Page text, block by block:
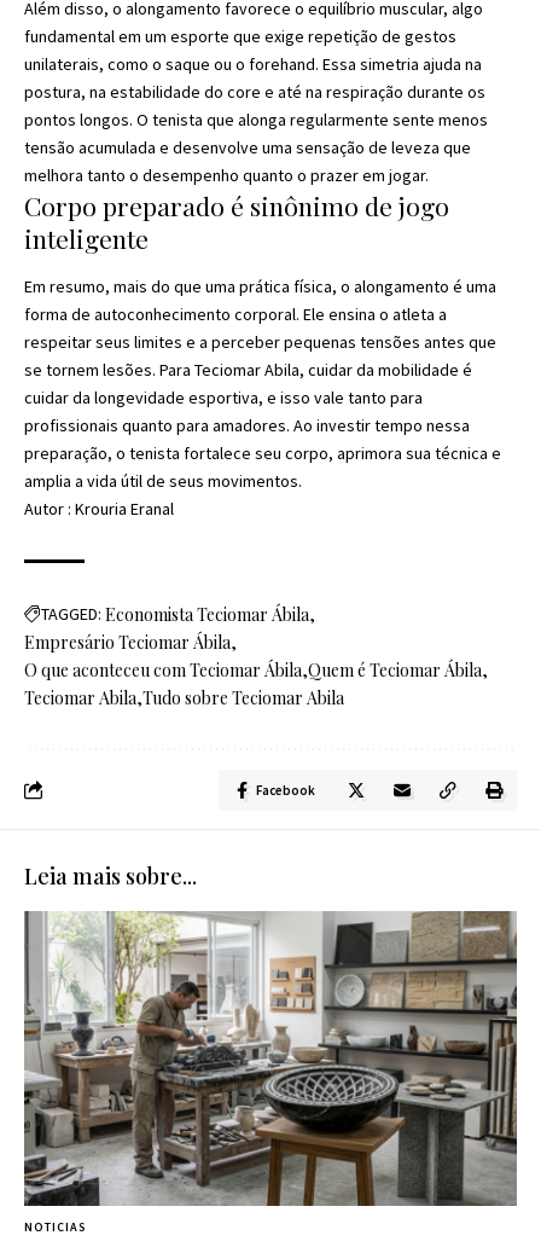
Além disso, o alongamento favorece o equilíbrio muscular, algo
fundamental em um esporte que exige repetição de gestos
unilaterais, como o saque ou o forehand. Essa simetria ajuda na
postura, na estabilidade do core e até na respiração durante os
pontos longos. O tenista que alonga regularmente sente menos
tensão acumulada e desenvolve uma sensação de leveza que
melhora tanto o desempenho quanto o prazer em jogar.
Corpo preparado é sinônimo de jogo
inteligente
Em resumo, mais do que uma prática física, o alongamento é uma
forma de autoconhecimento corporal. Ele ensina o atleta a
respeitar seus limites e a perceber pequenas tensões antes que
se tornem lesões. Para Teciomar Abila, cuidar da mobilidade é
cuidar da longevidade esportiva, e isso vale tanto para
profissionais quanto para amadores. Ao investir tempo nessa
preparação, o tenista fortalece seu corpo, aprimora sua técnica e
amplia a vida útil de seus movimentos.
Autor : Krouria Eranal
TAGGED: Economista Teciomar Ábila
Empresário Teciomar Ábila
O que aconteceu com Teciomar Ábila Quem é Teciomar Ábila
Teciomar Abila Tudo sobre Teciomar Abila
Facebook
Leia mais sobre...
NOTICIAS